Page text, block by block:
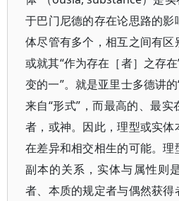
于巴门尼德的存在论思路的
体尽管有多个，相互之间有区
或就其“作为存在［者］之存
变的一”。就是亚里士多德讲
来自“形式”，而最高的、最
者，或神。因此，理型或实
在差异和相交相生的可能。
副本的关系，实体与属性则
者、本质的规定者与偶然获得